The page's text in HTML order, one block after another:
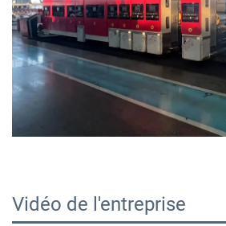
Vidéo de l'entreprise